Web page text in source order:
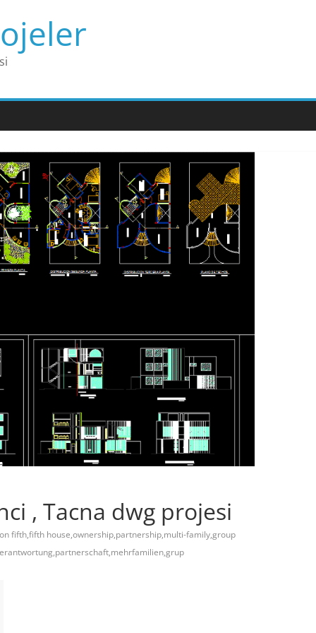
, Tacna dwg projesi
fifth,fifth house,ownership,partnership,multi-family,group